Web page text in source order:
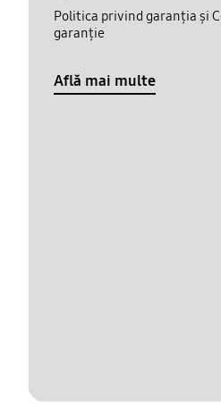
Politica privind garanția și
garanție
Află mai multe